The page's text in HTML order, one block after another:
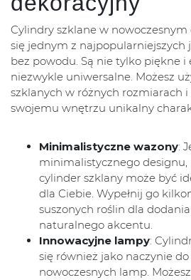
Cylindry szklane w nowoczesnym
się jednym z najpopularniejszych
bez powodu. Są nie tylko piękne i
niezwykle uniwersalne. Możesz
szklanych w różnych rozmiarach
swojemu wnętrzu unikalny
Minimalistyczne wazony:
minimalistycznego designu,
cylinder szklany może być
dla Ciebie. Wypełnij go
suszonych roślin dla
naturalnego akcentu.
Innowacyjne lampy:
się również jako naczynie
nowoczesnych lamp.